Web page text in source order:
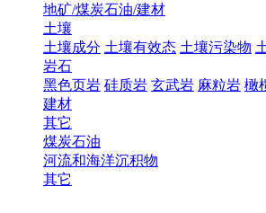
地矿/煤炭石油/建材
土壤
土壤成分 土壤有效态 土壤污染物
岩石
黑色页岩 硅质岩 玄武岩 麻粒岩 橄
建材
其它
煤炭石油
河流和海洋沉积物
其它